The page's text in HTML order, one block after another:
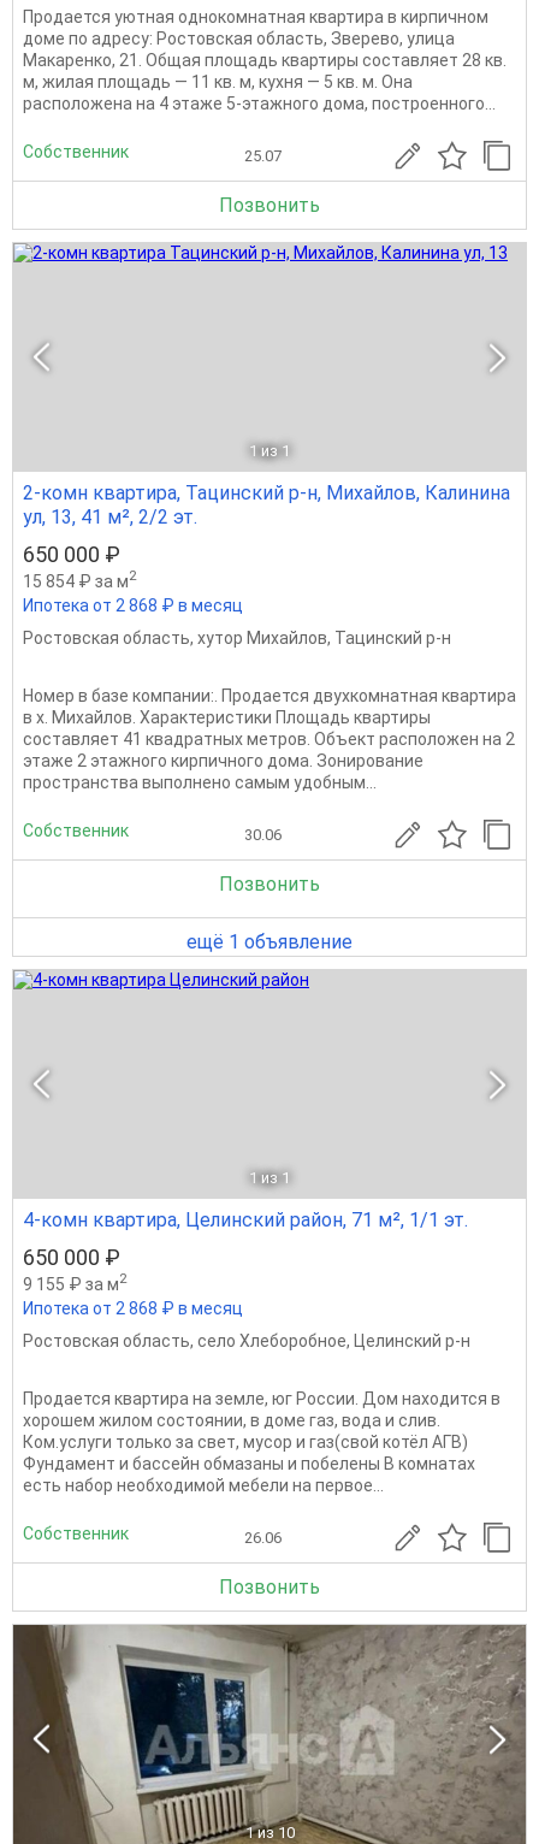
Продается уютная однокомнатная квартира в кирпичном
доме по адресу: Ростовская область, Зверево, улица
Макаренко, 21. Общая площадь квартиры составляет 28 кв.
м, жилая площадь — 11 кв. м, кухня — 5 кв. м. Она
расположена на 4 этаже 5-этажного дома, построенного...
Собственник 25.07
Позвонить
1 из 1
2-комн квартира, Тацинский р-н, Михайлов, Калинина
ул, 13, 41 м², 2/2 эт.
650 000 ₽
15 854 ₽ за м2
Ипотека от 2 868 ₽ в месяц
Ростовская область, хутор Михайлов, Тацинский р-н
Номер в базе компании:. Продается двухкомнатная квартира
в х. Михайлов. Характеристики Площадь квартиры
составляет 41 квадратных метров. Объект расположен на 2
этаже 2 этажного кирпичного дома. Зонирование
пространства выполнено самым удобным...
Собственник 30.06
Позвонить
ещё 1 объявление
1 из 1
4-комн квартира, Целинский район, 71 м², 1/1 эт.
650 000 ₽
9 155 ₽ за м2
Ипотека от 2 868 ₽ в месяц
Ростовская область, село Хлеборобное, Целинский р-н
Продается квартира на земле, юг России. Дом находится в
хорошем жилом состоянии, в доме газ, вода и слив.
Ком.услуги только за свет, мусор и газ(свой котёл АГВ)
Фундамент и бассейн обмазаны и побелены В комнатах
есть набор необходимой мебели на первое...
Собственник 26.06
Позвонить
1 из 10